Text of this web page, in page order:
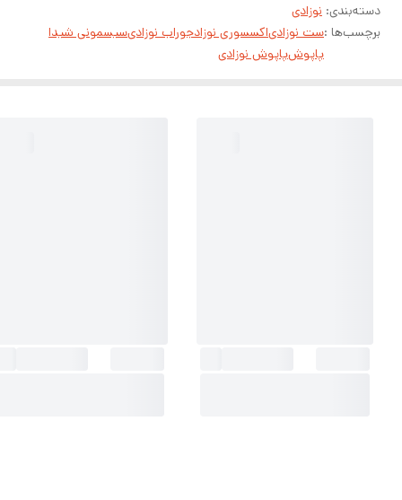
دسته‌بندی: نوزادی
برچسب‌ها :ست نوزادیاکسسوری نوزادجوراب نوزادیسیسمونی شیدا
پاپوشپاپوش نوزادی